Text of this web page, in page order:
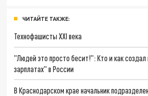
ЧИТАЙТЕ ТАКЖЕ:
Технофашисты XXI века
"Людей это просто бесит!": Кто и как
зарплатах" в России
В Краснодарском крае начальник